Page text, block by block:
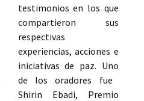
testimonios en los que
compartieron sus
respectivas
experiencias, acciones e
iniciativas de paz. Uno
de los oradores fue
Shirin Ebadi, Premio